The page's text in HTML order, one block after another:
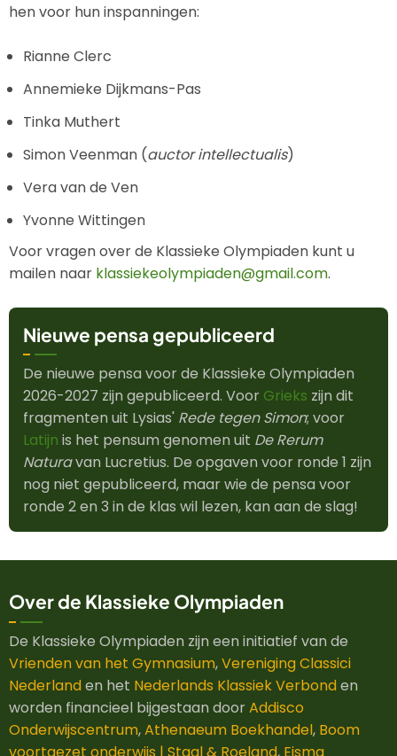
hen voor hun inspanningen:
Rianne Clerc
Annemieke Dijkmans-Pas
Tinka Muthert
Simon Veenman (auctor intellectualis)
Vera van de Ven
Yvonne Wittingen
Voor vragen over de Klassieke Olympiaden kunt u
mailen naar klassiekeolympiaden@gmail.com.
Nieuwe pensa gepubliceerd
De nieuwe pensa voor de Klassieke Olympiaden
2026-2027 zijn gepubliceerd. Voor Grieks zijn dit
fragmenten uit Lysias' Rede tegen Simon; voor
Latijn is het pensum genomen uit De Rerum
Naturavan Lucretius. De opgaven voor ronde 1 zijn
nog niet gepubliceerd, maar wie de pensa voor
ronde 2 en 3 in de klas wil lezen, kan aan de slag!
Over de Klassieke Olympiaden
De Klassieke Olympiaden zijn een initiatief van de
Vrienden van het Gymnasium,Vereniging Classici
Nederlanden het Nederlands Klassiek Verbonden
worden financieel bijgestaan doorAddisco
Onderwijscentrum,Athenaeum Boekhandel, Boom
voortgezet onderwijs | Staal & Roeland, Eisma